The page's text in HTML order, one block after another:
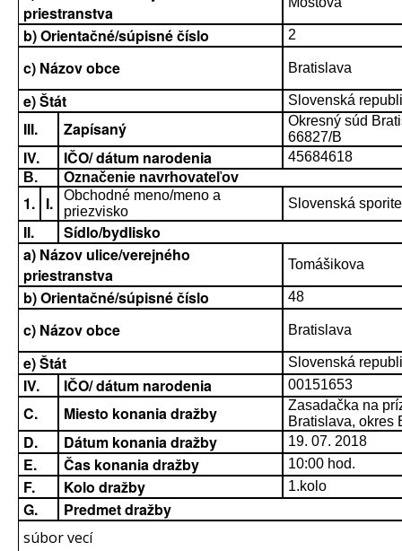
priestranstva
b) Orientačné/súpisné číslo 2
c) Názov obce Bratislava
e) Štát Slovenská
III. Zapísaný
Okresný súd
66827/B
IV. IČO/ dátum narodenia
45684618
B.
Označenie navrhovateľov
1. I.
Obchodné meno/meno a
priezvisko
Slovenská
II.
Sídlo/bydlisko
a) Názov ulice/verejného
priestranstva
Tomášikova
b) Orientačné/súpisné číslo 48
c) Názov obce Bratislava
e) Štát Slovenská
IV. IČO/ dátum narodenia 00151653
C. Miesto konania dražby
Zasadačka na
Bratislava, okres
D. Dátum konania dražby 19. 07. 2018
E. Čas konania dražby 10:00 hod.
F. Kolo dražby 1.kolo
G. Predmet dražby
súbor vecí